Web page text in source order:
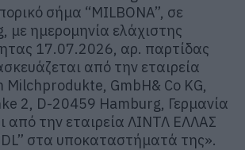
σήμα “MILBONA”, σε
με ημερομηνία ελάχιστης
17.07.2026, αρ. παρτίδας
από την εταιρεία
Milchprodukte, GmbH& Co KG,
2, D-20459 Hamburg, Γερμανία
από την εταιρεία ΛΙΝΤΛ ΕΛΛΑΣ
στα υποκαταστήματά της».